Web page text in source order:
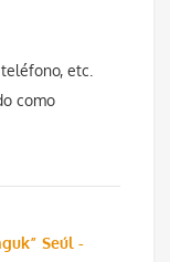
etc.
como
Seúl -